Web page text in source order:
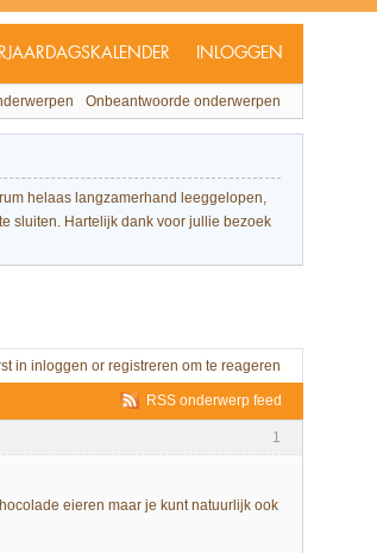
INLOGGEN
Onbeantwoorde onderwerpen
helaas langzamerhand leeggelopen,
sluiten. Hartelijk dank voor jullie bezoek
in inloggen or registreren om te reageren
RSS onderwerp feed
1
eieren maar je kunt natuurlijk ook